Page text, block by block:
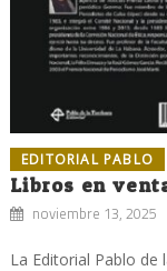
EDITORIAL PABLO
Libros en
noviembre 13, 2025
La Editorial Pablo de